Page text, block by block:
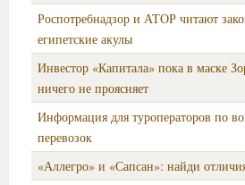
Роспотребнадзор и АТОР читают
египетские акулы
Инвестор «Капитала» пока в маске
ничего не проясняет
Информация для туроператоров по
перевозок
«Аллегро» и «Сапсан»: найди